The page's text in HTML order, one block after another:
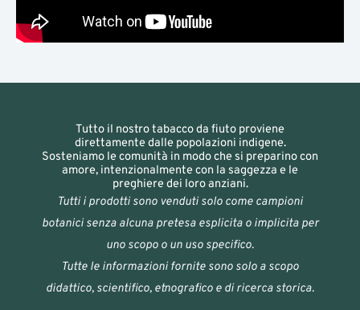
Tutto il nostro tabacco da fiuto proviene
direttamente dalle popolazioni indigene.
Sosteniamo le comunità in modo che si preparino con
amore, intenzionalmente con la saggezza e le
preghiere dei loro anziani.
Tutti i prodotti sono venduti solo come campioni
botanici senza alcuna pretesa esplicita o implicita per
uno scopo o un uso specifico.
Tutte le informazioni fornite sono solo a scopo
didattico, scientifico, etnografico e di ricerca storica.